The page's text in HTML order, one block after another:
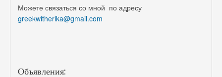
Можете связаться со мной по адресу
greekwitherika@gmail.com
Объявления: